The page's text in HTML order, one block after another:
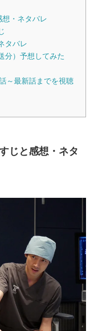
・ネタバレ
タバレ
分）予想してみた
～最新話までを視聴
じと感想・ネタ